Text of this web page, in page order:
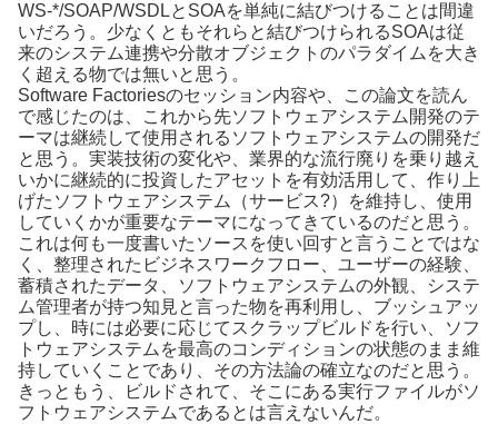
WS-*/SOAP/WSDLとSOAを単純に結びつけることは間違
いだろう。少なくともそれらと結びつけられるSOAは従
来のシステム連携や分散オブジェクトのパラダイムを大き
く超える物では無いと思う。
Software Factoriesのセッション内容や、この論文を読ん
で感じたのは、これから先ソフトウェアシステム開発のテ
ーマは継続して使用されるソフトウェアシステムの開発だ
と思う。実装技術の変化や、業界的な流行廃りを乗り越え
いかに継続的に投資したアセットを有効活用して、作り上
げたソフトウェアシステム（サービス?）を維持し、使用
していくかが重要なテーマになってきているのだと思う。
これは何も一度書いたソースを使い回すと言うことではな
く、整理されたビジネスワークフロー、ユーザーの経験、
蓄積されたデータ、ソフトウェアシステムの外観、システ
ム管理者が持つ知見と言った物を再利用し、ブッシュアッ
プし、時には必要に応じてスクラップビルドを行い、ソフ
トウェアシステムを最高のコンディションの状態のまま維
持していくことであり、その方法論の確立なのだと思う。
きっともう、ビルドされて、そこにある実行ファイルがソ
フトウェアシステムであるとは言えないんだ。